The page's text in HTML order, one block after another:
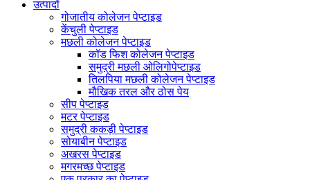
उत्पादों
गोजातीय कोलेजन पेप्टाइड
केंचुली पेप्टाइड
मछली कोलेजन पेप्टाइड
कॉड फिश कोलेजन पेप्टाइड
समुद्री मछली ओलिगोपेप्टाइड
तिलपिया मछली कोलेजन पेप्टाइड
मौखिक तरल और ठोस पेय
सीप पेप्टाइड
मटर पेप्टाइड
समुद्री ककड़ी पेप्टाइड
सोयाबीन पेप्टाइड
अखरस पेप्टाइड
मगरमच्छ पेप्टाइड